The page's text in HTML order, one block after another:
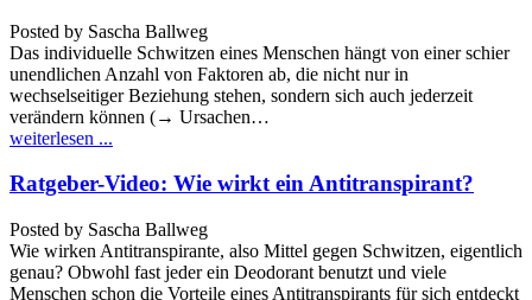
Posted by Sascha Ballweg
Das individuelle Schwitzen eines Menschen hängt von einer schier
unendlichen Anzahl von Faktoren ab, die nicht nur in
wechselseitiger Beziehung stehen, sondern sich auch jederzeit
verändern können (→ Ursachen…
weiterlesen ...
Ratgeber-Video: Wie wirkt ein Antitranspirant?
Posted by Sascha Ballweg
Wie wirken Antitranspirante, also Mittel gegen Schwitzen, eigentlich
genau? Obwohl fast jeder ein Deodorant benutzt und viele
Menschen schon die Vorteile eines Antitranspirants für sich entdeckt